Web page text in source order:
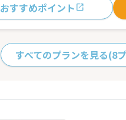
おすすめポイント
すべてのプランを見る(8